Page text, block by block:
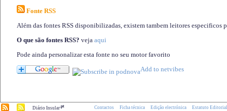
Fonte RSS
Além das fontes RSS disponibilizadas, existem tambem leitores especificos
O que são fontes RSS? veja aqui
Pode ainda personalizar esta fonte no seu motor favorito
Diário Insular.pt Contactos Ficha técnica Edição electrónica Estatuto Editorial